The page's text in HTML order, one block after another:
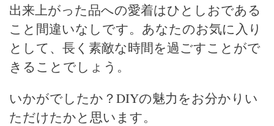
出来上がった品への愛着はひとしおである
こと間違いなしです。あなたのお気に入り
として、長く素敵な時間を過ごすことがで
きることでしょう。
いかがでしたか？DIYの魅力をお分かりい
ただけたかと思います。